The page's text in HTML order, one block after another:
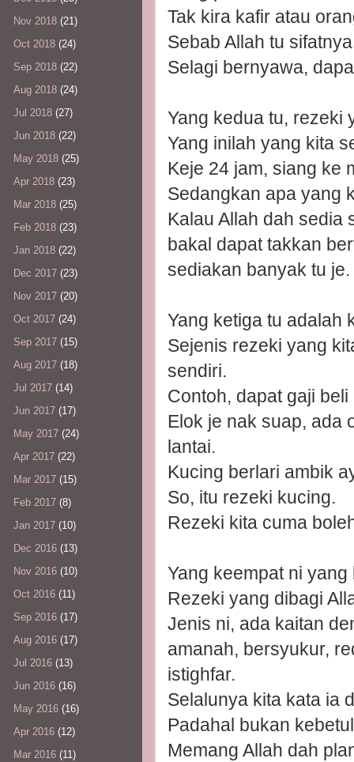
Tak kira kafir atau
Sebab Allah tu
Selagi bernyawa,
Yang kedua tu, rezeki
Yang inilah yang kita
Keje 24 jam, siang ke
Sedangkan apa yang
Kalau Allah dah sedia
bakal dapat takkan
sediakan banyak tu je.
Yang ketiga tu adalah
Sejenis rezeki yang
sendiri.
Contoh, dapat gaji beli
Elok je nak suap, ada
lantai.
Kucing berlari ambik
So, itu rezeki kucing.
Rezeki kita cuma
Yang keempat ni
Rezeki yang dibagi
Jenis ni, ada kaitan
amanah, bersyukur,
istighfar.
Selalunya kita kata ia
Padahal bukan
Memang Allah dah
Nov 2018 (21)
Oct 2018 (24)
Sep 2018 (22)
Aug 2018 (24)
Jul 2018 (27)
Jun 2018 (22)
May 2018 (25)
Apr 2018 (23)
Mar 2018 (25)
Feb 2018 (23)
Jan 2018 (22)
Dec 2017 (23)
Nov 2017 (20)
Oct 2017 (24)
Sep 2017 (15)
Aug 2017 (18)
Jul 2017 (14)
Jun 2017 (17)
May 2017 (24)
Apr 2017 (22)
Mar 2017 (15)
Feb 2017 (8)
Jan 2017 (10)
Dec 2016 (13)
Nov 2016 (10)
Oct 2016 (11)
Sep 2016 (17)
Aug 2016 (17)
Jul 2016 (13)
Jun 2016 (16)
May 2016 (16)
Apr 2016 (12)
Mar 2016 (11)